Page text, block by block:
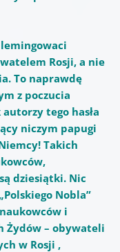
Rosji, a nie
To naprawdę
z poczucia
tego hasła
niczym papugi
Takich
dziesiątki. Nic
Nobla”
i
Żydów – obywateli
w Rosji ,